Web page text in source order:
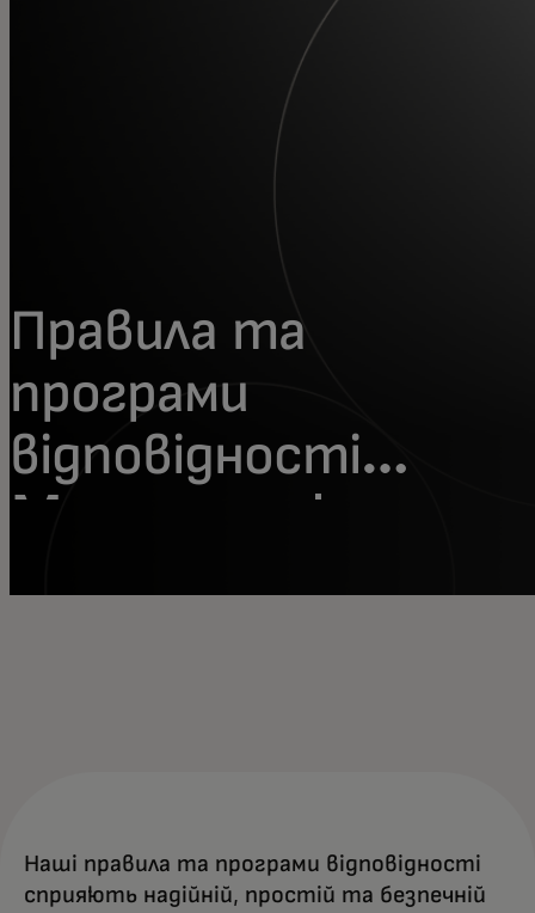
Новини та тренди
Правила та
програми
відповідності
Mastercard
Наші правила та програми відповідності
сприяють надійній, простій та безпечній